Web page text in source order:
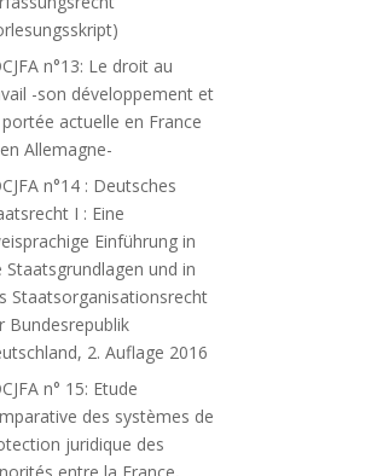
n°13: Le droit au
-son développement et
actuelle en France
Allemagne-
n°14 : Deutsches
I : Eine
Einführung in
Staatsgrundlagen und in
Staatsorganisationsrecht
Bundesrepublik
2. Auflage 2016
n° 15: Etude
des systèmes de
juridique des